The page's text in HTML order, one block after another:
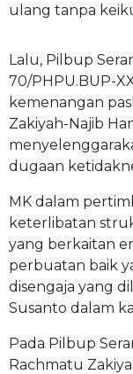
ulang tanpa
Lalu, Pilbup
70/PHPU.BUP-
kemenangan
Zakiyah-Najib
dugaan
MK dalam
keterlibatan
yang berkaitan
perbuatan baik
disengaja yang
Susanto dalam
Pada Pilbup
Rachmatu